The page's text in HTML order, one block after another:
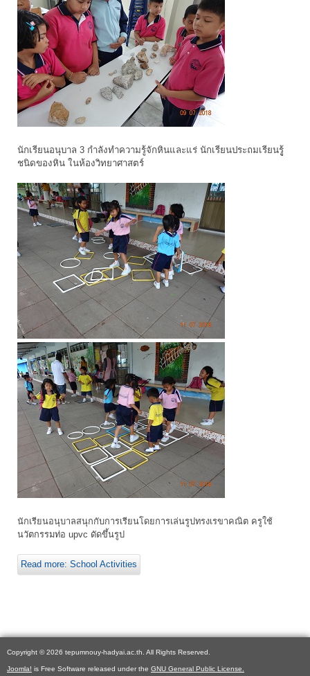
นักเรียนอนุบาล 3 กำลังทำความรู้จักหินและแร่ นักเรียนประถมเรียนรูู้
ชนิดของหิน ในห้องวิทยาศาสตร์
นักเรียนอนุบาลสนุกกับการเรียนโดยการเล่นรูปทรงเรขาคณิต ครูใช้
นวัตกรรมท่อ upvc ดัดขึ้นรูป
Read more: School Activities
Copyright © 2026 tepumnouy-hadyai.ac.th. All Rights Reserved.
Joomla! is Free Software released under the GNU General Public License.